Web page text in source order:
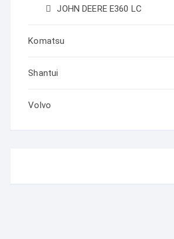
JOHN DEERE Е360 LC
Komatsu
Shantui
Volvo